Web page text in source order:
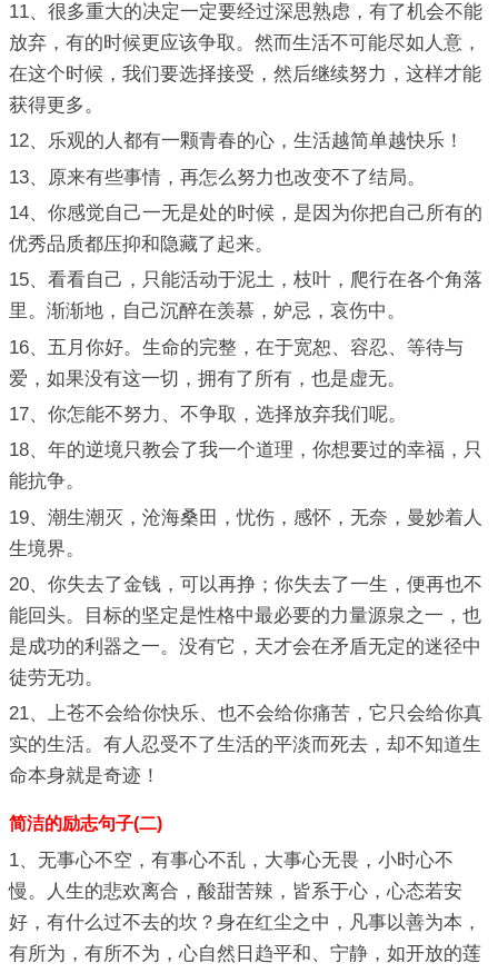
11、很多重大的决定一定要经过深思熟虑，有了机会不能
放弃，有的时候更应该争取。然而生活不可能尽如人意，
在这个时候，我们要选择接受，然后继续努力，这样才能
获得更多。
12、乐观的人都有一颗青春的心，生活越简单越快乐！
13、原来有些事情，再怎么努力也改变不了结局。
14、你感觉自己一无是处的时候，是因为你把自己所有的
优秀品质都压抑和隐藏了起来。
15、看看自己，只能活动于泥土，枝叶，爬行在各个角落
里。渐渐地，自己沉醉在羡慕，妒忌，哀伤中。
16、五月你好。生命的完整，在于宽恕、容忍、等待与
爱，如果没有这一切，拥有了所有，也是虚无。
17、你怎能不努力、不争取，选择放弃我们呢。
18、年的逆境只教会了我一个道理，你想要过的幸福，只
能抗争。
19、潮生潮灭，沧海桑田，忧伤，感怀，无奈，曼妙着人
生境界。
20、你失去了金钱，可以再挣；你失去了一生，便再也不
能回头。目标的坚定是性格中最必要的力量源泉之一，也
是成功的利器之一。没有它，天才会在矛盾无定的迷径中
徒劳无功。
21、上苍不会给你快乐、也不会给你痛苦，它只会给你真
实的生活。有人忍受不了生活的平淡而死去，却不知道生
命本身就是奇迹！
简洁的励志句子(二)
1、无事心不空，有事心不乱，大事心无畏，小时心不
慢。人生的悲欢离合，酸甜苦辣，皆系于心，心态若安
好，有什么过不去的坎？身在红尘之中，凡事以善为本，
有所为，有所不为，心自然日趋平和、宁静，如开放的莲